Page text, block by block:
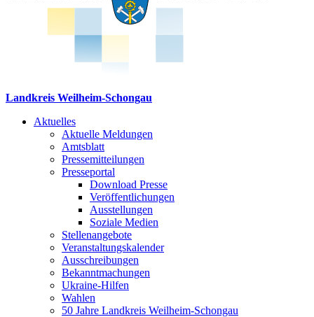
Landkreis Weilheim-Schongau
Aktuelles
Aktuelle Meldungen
Amtsblatt
Pressemitteilungen
Presseportal
Download Presse
Veröffentlichungen
Ausstellungen
Soziale Medien
Stellenangebote
Veranstaltungskalender
Ausschreibungen
Bekanntmachungen
Ukraine-Hilfen
Wahlen
50 Jahre Landkreis Weilheim-Schongau